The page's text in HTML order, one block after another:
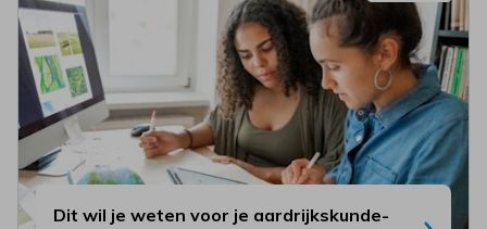
Dit wil je weten voor je aardrijkskunde-